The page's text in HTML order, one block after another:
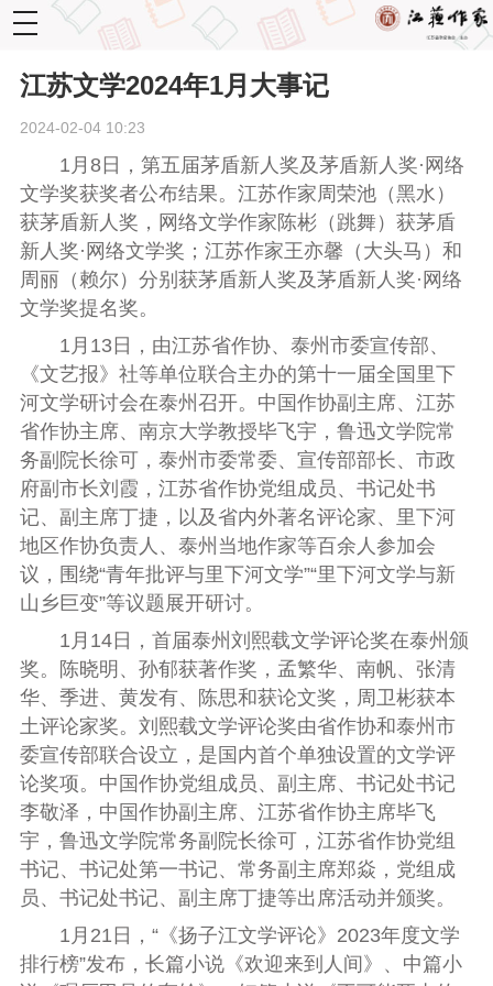
toggle
navigation
江苏文学2024年1月大事记
2024-02-04 10:23
1月8日，第五届茅盾新人奖及茅盾新人奖·网络
文学奖获奖者公布结果。江苏作家周荣池（黑水）
获茅盾新人奖，网络文学作家陈彬（跳舞）获茅盾
新人奖·网络文学奖；江苏作家王亦馨（大头马）和
周丽（赖尔）分别获茅盾新人奖及茅盾新人奖·网络
文学奖提名奖。
1月13日，由江苏省作协、泰州市委宣传部、
《文艺报》社等单位联合主办的第十一届全国里下
河文学研讨会在泰州召开。中国作协副主席、江苏
省作协主席、南京大学教授毕飞宇，鲁迅文学院常
务副院长徐可，泰州市委常委、宣传部部长、市政
府副市长刘霞，江苏省作协党组成员、书记处书
记、副主席丁捷，以及省内外著名评论家、里下河
地区作协负责人、泰州当地作家等百余人参加会
议 ， 围绕“青年批评与里下河文学”“里下河文学与新
山乡巨变”等议题展开研讨。
1月14日，首届泰州刘熙载文学评论奖在泰州颁
奖。陈晓明、孙郁获著作奖，孟繁华、南帆、张清
华、季进、黄发有、陈思和获论文奖，周卫彬获本
土评论家奖。刘熙载文学评论奖由省作协和泰州市
委宣传部联合设立，是国内首个单独设置的文学评
论奖项。中国作协党组成员、副主席、书记处书记
李敬泽，中国作协副主席、江苏省作协主席毕飞
宇，鲁迅文学院常务副院长徐可，江苏省作协党组
书记、书记处第一书记、常务副主席郑焱，党组成
员、书记处书记、副主席丁捷等出席活动并颁奖。
1月21日，“《扬子江文学评论》2023年度文学
排行榜”发布，长篇小说《欢迎来到人间》、中篇小